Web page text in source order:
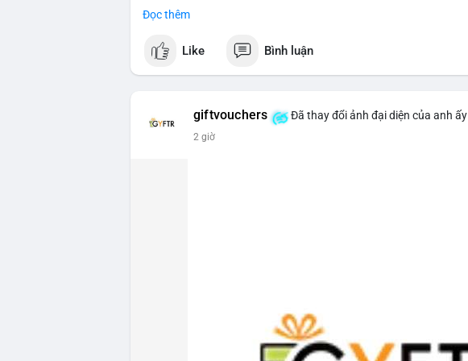
📰 Nguồn: CoinDesk
Đọc thêm
Like Bình luận
giftvouchers Đã thay đổi ảnh đại diện của anh ấy
2 giờ